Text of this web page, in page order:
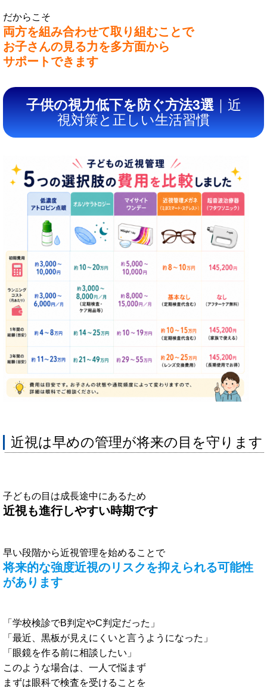
だからこそ
両方を組み合わせて取り組むことで
お子さんの見る力を多方面から
サポートできます
子供の視力低下を防ぐ方法3選 ｜近
視対策と正しい生活習慣
近視は早めの管理が将来の目を守ります
子どもの目は成長途中にあるため
近視も進行しやすい時期です
早い段階から近視管理を始めることで
将来的な強度近視のリスクを抑えられる可能性
があります
「学校検診でB判定やC判定だった」
「最近、黒板が見えにくいと言うようになった」
「眼鏡を作る前に相談したい」
このような場合は、一人で悩まず
まずは眼科で検査を受けることを